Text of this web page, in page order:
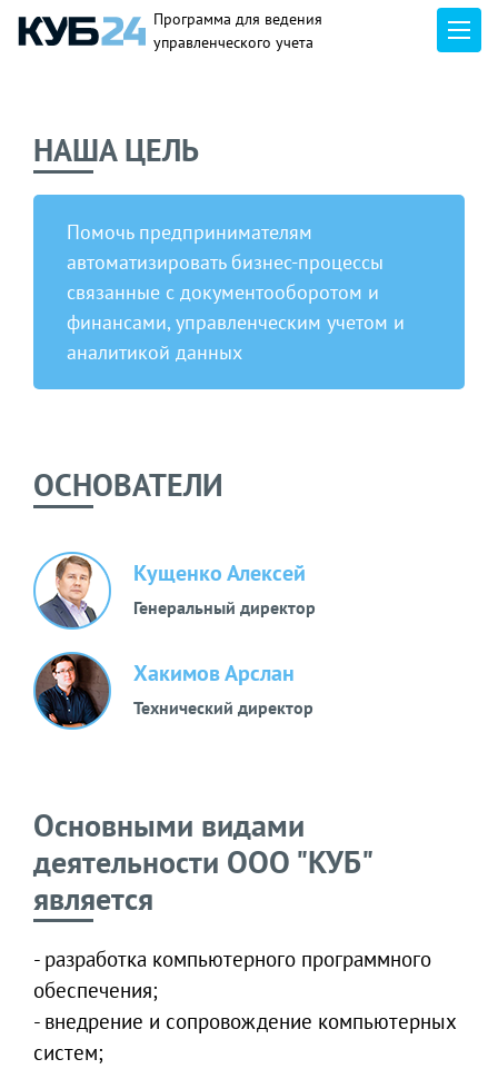
Программа для ведения
управленческого учета
НАША ЦЕЛЬ
Помочь предпринимателям
автоматизировать бизнес-процессы
связанные с документооборотом и
финансами, управленческим учетом и
аналитикой данных
ОСНОВАТЕЛИ
Кущенко Алексей
Генеральный директор
Хакимов Арслан
Технический директор
Основными видами
деятельности ООО "КУБ"
является
- разработка компьютерного программного
обеспечения;
- внедрение и сопровождение компьютерных
систем;